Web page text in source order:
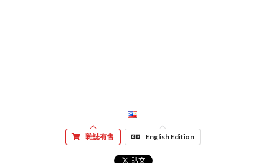
雜誌有售 English Edition